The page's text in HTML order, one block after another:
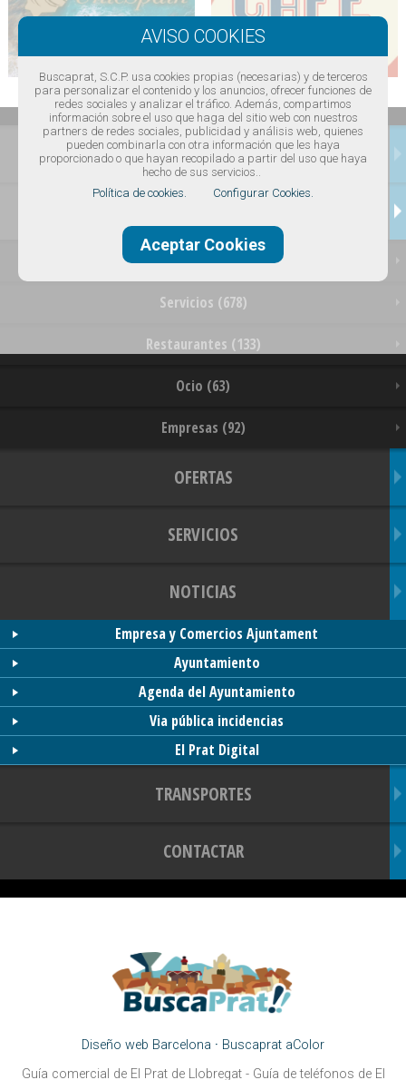
INICIO
Tiendas (589)
Servicios (678)
Restaurantes (133)
Ocio (63)
Empresas (92)
OFERTAS
SERVICIOS
NOTICIAS
Empresa y Comercios Ajuntament
Ayuntamiento
Agenda del Ayuntamiento
Via pública incidencias
El Prat Digital
TRANSPORTES
CONTACTAR
Diseño web Barcelona · Buscaprat aColor
Guía comercial de El Prat de Llobregat - Guía de teléfonos de El
Buscaprat, S.C.P. usa cookies propias (necesarias) y de terceros
para personalizar el contenido y los anuncios, ofrecer funciones de
redes sociales y analizar el tráfico. Además, compartimos
información sobre el uso que haga del sitio web con nuestros
partners de redes sociales, publicidad y análisis web, quienes
pueden combinarla con otra información que les haya
proporcionado o que hayan recopilado a partir del uso que haya
hecho de sus servicios..
Política de cookies.
Configurar Cookies.
Aceptar Cookies